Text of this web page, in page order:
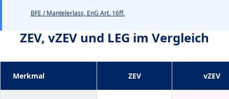
BFE / Mantelerlass, EnG Art. 16ff.
ZEV, vZEV und LEG im Vergleich
Merkmal ZEV vZEV